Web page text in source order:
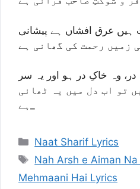
عرق افشاں ہے پیشانی
زمیں رحمت کی گھانی ہے
وہ خاکِ در ہو اور یہ سر
تو اب دل میں یہ ٹھانی
Categories
Naat Sharif Lyrics
Tags
Nah Arsh e Aiman
Mehmaani Hai Lyrics